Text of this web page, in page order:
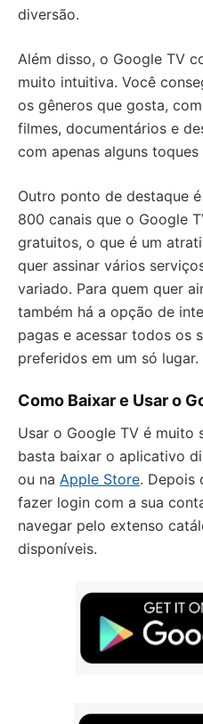
diversão.
Além disso, o Google TV
muito intuitiva. Você
os gêneros que gosta,
filmes, documentários e
com apenas alguns toques
Outro ponto de destaque
800 canais que o Google
gratuitos, o que é um
quer assinar vários
variado. Para quem quer
também há a opção de
pagas e acessar todos os
preferidos em um só lugar.
Como Baixar e Usar o
Usar o Google TV é muito
basta baixar o aplicativo
ou na Apple Store. Depois
fazer login com a sua
navegar pelo extenso
disponíveis.